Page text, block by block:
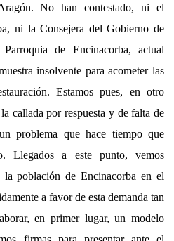
No han contestado, ni el
ni la Consejera del Gobierno de
de Encinacorba, actual
insolvente para acometer las
Estamos pues, en otro
callada por respuesta y de falta de
problema que hace tiempo que
Llegados a este punto, vemos
población de Encinacorba en el
a favor de esta demanda tan
en primer lugar, un modelo